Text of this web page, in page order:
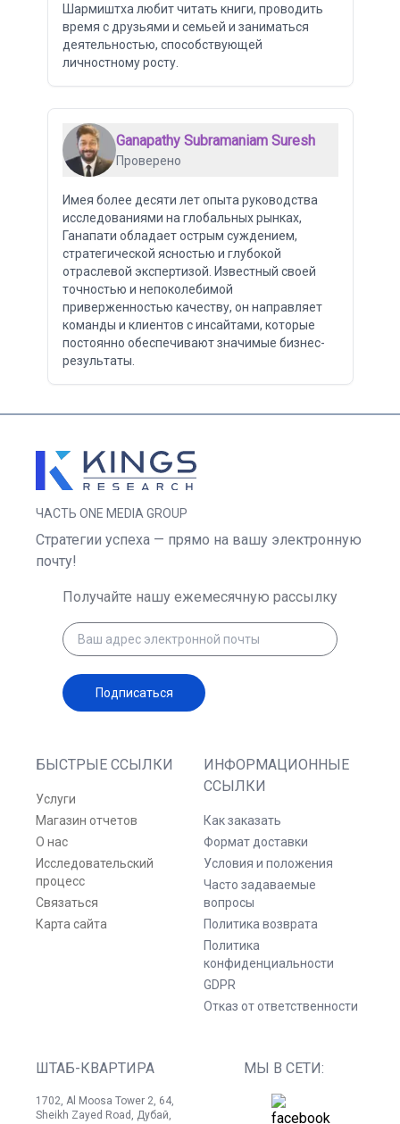
Шармиштха любит читать книги, проводить
время с друзьями и семьей и заниматься
деятельностью, способствующей
личностному росту.
Ganapathy Subramaniam Suresh
Проверено
Имея более десяти лет опыта руководства
исследованиями на глобальных рынках,
Ганапати обладает острым суждением,
стратегической ясностью и глубокой
отраслевой экспертизой. Известный своей
точностью и непоколебимой
приверженностью качеству, он направляет
команды и клиентов с инсайтами, которые
постоянно обеспечивают значимые бизнес-
результаты.
ЧАСТЬ ONE MEDIA GROUP
БЫСТРЫЕ ССЫЛКИ
Услуги
Магазин отчетов
О нас
Исследовательский
процесс
Связаться
Карта сайта
ИНФОРМАЦИОННЫЕ
ССЫЛКИ
Как заказать
Формат доставки
Условия и положения
Часто задаваемые
вопросы
Политика возврата
Политика
конфиденциальности
GDPR
Отказ от ответственности
ШТАБ-КВАРТИРА
1702, Al Moosa Tower 2, 64,
Sheikh Zayed Road, Дубай,
МЫ В СЕТИ:
Стратегии успеха — прямо на вашу электронную
почту!
Получайте нашу ежемесячную рассылку
Подписаться